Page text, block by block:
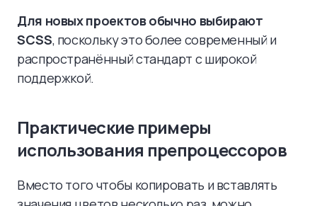
Для новых проектов обычно выбирают
SCSS, поскольку это более современный и
распространённый стандарт с широкой
поддержкой.
Практические примеры
использования препроцессоров
Вместо того чтобы копировать и вставлять